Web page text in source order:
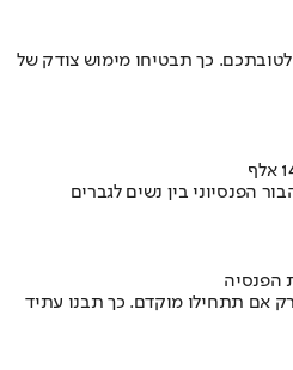
כך תבטיחו מימוש צודק של
הפנסיוני בין נשים לגברים
הפנסיה
אם תתחילו מוקדם. כך תבנו עתיד